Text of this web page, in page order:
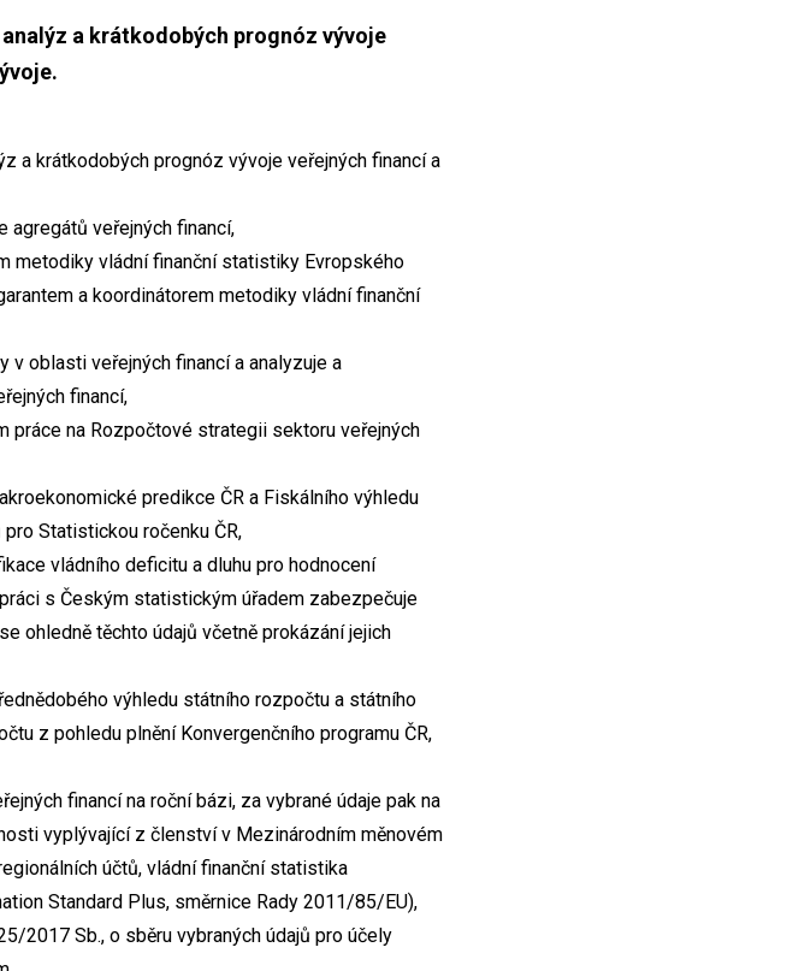
a krátkodobých prognóz vývoje
krátkodobých prognóz vývoje veřejných financí a
veřejných financí,
vládní finanční statistiky Evropského
a koordinátorem metodiky vládní finanční
oblasti veřejných financí a analyzuje a
financí,
na Rozpočtové strategii sektoru veřejných
predikce ČR a Fiskálního výhledu
Statistickou ročenku ČR,
vládního deficitu a dluhu pro hodnocení
s Českým statistickým úřadem zabezpečuje
ohledně těchto údajů včetně prokázání jejich
výhledu státního rozpočtu a státního
z pohledu plnění Konvergenčního programu ČR,
financí na roční bázi, za vybrané údaje pak na
vyplývající z členství v Mezinárodním měnovém
účtů, vládní finanční statistika
Standard Plus, směrnice Rady 2011/85/EU),
2017 Sb., o sběru vybraných údajů pro účely